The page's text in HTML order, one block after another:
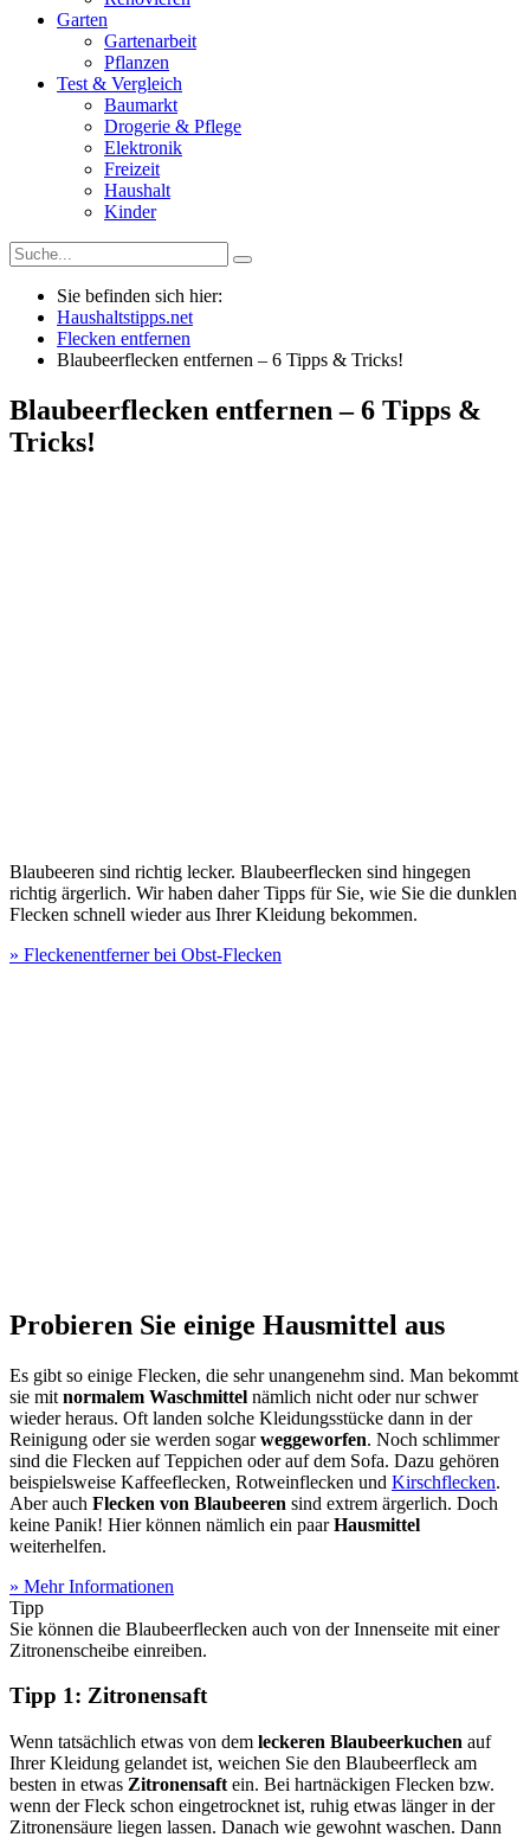
Garten
Gartenarbeit
Pflanzen
Test & Vergleich
Baumarkt
Drogerie & Pflege
Elektronik
Freizeit
Haushalt
Kinder
Sie befinden sich hier:
Haushaltstipps.net
Flecken entfernen
Blaubeerflecken entfernen – 6 Tipps & Tricks!
Blaubeerflecken entfernen – 6 Tipps &
Tricks!
Blaubeeren sind richtig lecker. Blaubeerflecken sind hingegen
richtig ärgerlich. Wir haben daher Tipps für Sie, wie Sie die dunklen
Flecken schnell wieder aus Ihrer Kleidung bekommen.
» Fleckenentferner bei Obst-Flecken
Probieren Sie einige Hausmittel aus
Es gibt so einige Flecken, die sehr unangenehm sind. Man bekommt
sie mit normalem Waschmittel nämlich nicht oder nur schwer
wieder heraus. Oft landen solche Kleidungsstücke dann in der
Reinigung oder sie werden sogarweggeworfen. Noch schlimmer
sind die Flecken auf Teppichen oder auf dem Sofa. Dazu gehören
beispielsweise Kaffeeflecken, Rotweinflecken und Kirschflecken.
Aber auch Flecken von Blaubeeren sind extrem ärgerlich. Doch
keine Panik! Hier können nämlich ein paarHausmittel
weiterhelfen.
» Mehr Informationen
Tipp
Sie können die Blaubeerflecken auch von der Innenseite mit einer
Zitronenscheibe einreiben.
Tipp 1: Zitronensaft
Wenn tatsächlich etwas von dem leckeren Blaubeerkuchen auf
Ihrer Kleidung gelandet ist, weichen Sie den Blaubeerfleck am
besten in etwas Zitronensaft ein. Bei hartnäckigen Flecken bzw.
wenn der Fleck schon eingetrocknet ist, ruhig etwas länger in der
Zitronensäure liegen lassen. Danach wie gewohnt waschen. Dann